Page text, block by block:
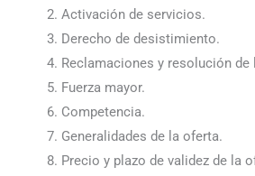
Activación de servicios.
Derecho de desistimiento.
Reclamaciones y resolución
Fuerza mayor.
Competencia.
Generalidades de la oferta.
Precio y plazo de validez de la